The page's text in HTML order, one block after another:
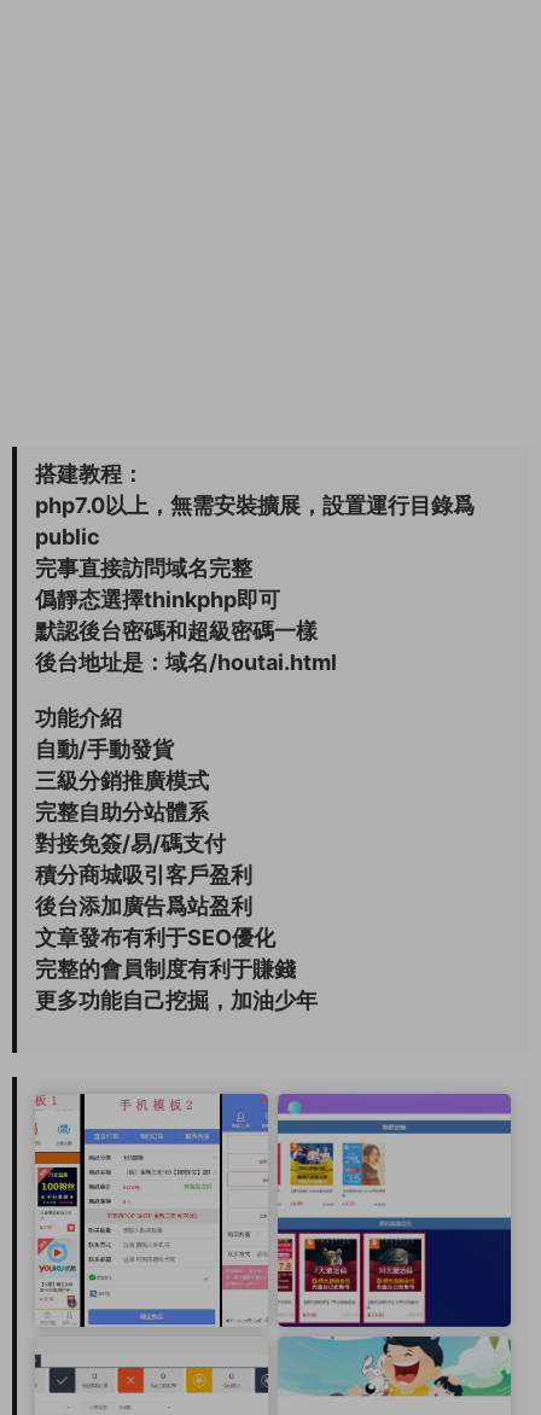
搭建教程：
php7.0以上，無需安裝擴展，設置運行目錄爲
public
完事直接訪問域名完整
僞靜态選擇thinkphp即可
默認後台密碼和超級密碼一樣
後台地址是：域名/houtai.html
功能介紹
自動/手動發貨
三級分銷推廣模式
完整自助分站體系
對接免簽/易/碼支付
積分商城吸引客戶盈利
後台添加廣告爲站盈利
文章發布有利于SEO優化
完整的會員制度有利于賺錢
更多功能自己挖掘，加油少年